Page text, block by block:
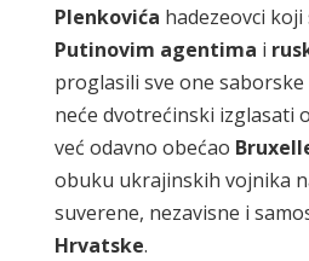
Plenkovića hadezeovci
Putinovim agentima i
proglasili sve one
neće dvotrećinski izglasati
već odavno obećao
obuku ukrajinskih vojnika
suverene, nezavisne i
Hrvatske.